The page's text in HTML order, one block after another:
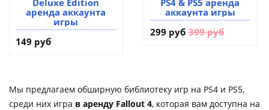
аренда аккаунта
игры
149 руб
аккаунта игры
299 руб 399 руб
Мы предлагаем обширную библиотеку игр на PS4 и PS5,
среди них игра в аренду Fallout 4, которая вам доступна на